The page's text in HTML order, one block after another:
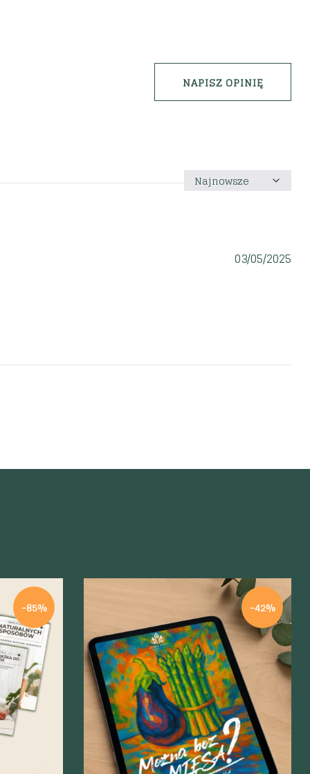
NAPISZ OPINIĘ
Sortuj
według
03/05/2025
-85% -42%
Szybki podgląd